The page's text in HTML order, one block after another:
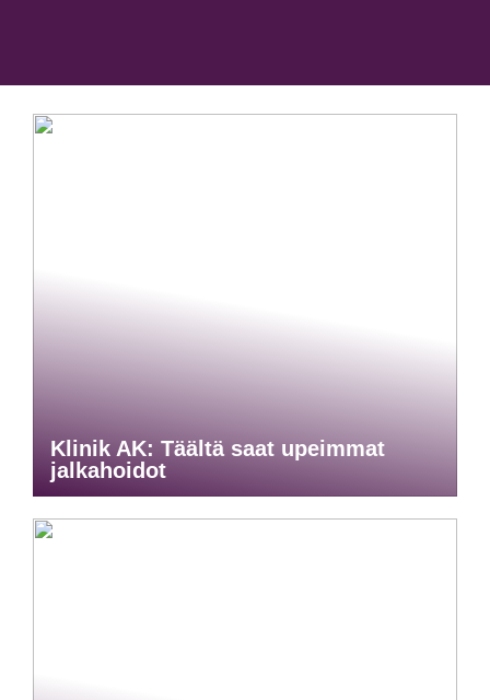
Klinik AK: Täältä saat upeimmat
jalkahoidot